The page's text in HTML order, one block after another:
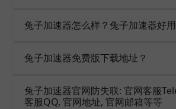
兔子加速器怎么样？兔子加速器好
兔子加速器免费版下载地址？
兔子加速器官网防失联: 官网客服
客服QQ, 官网地址, 官网邮箱等等